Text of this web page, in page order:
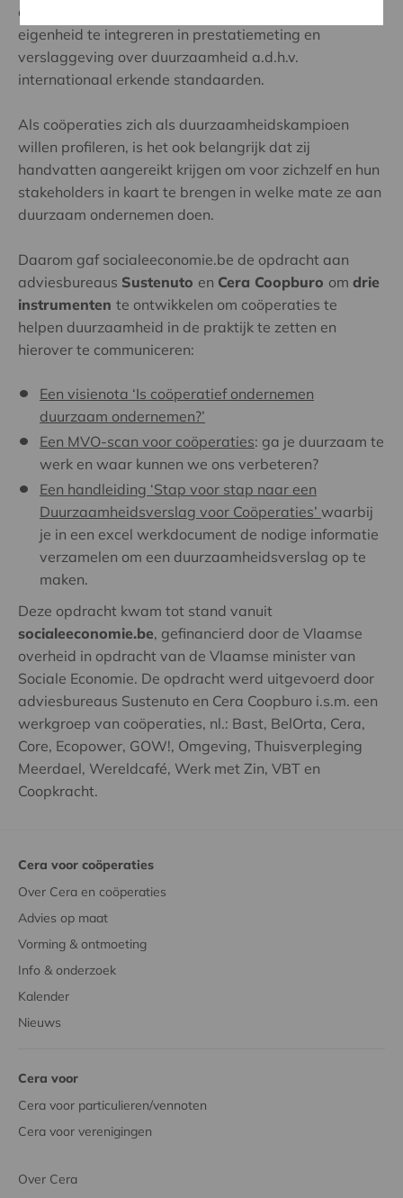
aan instrumenten die helpen om hun coöperatieve
eigenheid te integreren in prestatiemeting en
verslaggeving over duurzaamheid a.d.h.v.
internationaal erkende standaarden.
Als coöperaties zich als duurzaamheidskampioen
willen profileren, is het ook belangrijk dat zij
handvatten aangereikt krijgen om voor zichzelf en hun
stakeholders in kaart te brengen in welke mate ze aan
duurzaam ondernemen doen.
Daarom gaf socialeeconomie.be de opdracht aan
adviesbureaus Sustenuto en Cera Coopburo om drie
instrumenten te ontwikkelen om coöperaties te
helpen duurzaamheid in de praktijk te zetten en
hierover te communiceren:
Een visienota ‘Is coöperatief ondernemen
duurzaam ondernemen?’
Een MVO-scan voor coöperaties: ga je duurzaam te
werk en waar kunnen we ons verbeteren?
Een handleiding ‘Stap voor stap naar een
Duurzaamheidsverslag voor Coöperaties’ waarbij
je in een excel werkdocument de nodige informatie
verzamelen om een duurzaamheidsverslag op te
maken.
Deze opdracht kwam tot stand vanuit
socialeeconomie.be, gefinancierd door de Vlaamse
overheid in opdracht van de Vlaamse minister van
Sociale Economie. De opdracht werd uitgevoerd door
adviesbureaus Sustenuto en Cera Coopburo i.s.m. een
werkgroep van coöperaties, nl.: Bast, BelOrta, Cera,
Core, Ecopower, GOW!, Omgeving, Thuisverpleging
Meerdael, Wereldcafé, Werk met Zin, VBT en
Coopkracht.
Cera voor coöperaties
Over Cera en coöperaties
Advies op maat
Vorming & ontmoeting
Info & onderzoek
Kalender
Nieuws
Cera voor
Cera voor particulieren/vennoten
Cera voor verenigingen
Over Cera